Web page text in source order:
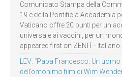
Comunicato Stampa della
19 e della Pontificia Accademia
Vaticano offre 20 punti per un
universale ai vaccini, per un
appeared first on ZENIT - Italiano.
LEV: “Papa Francesco. Un
dell’omonimo film di Wim